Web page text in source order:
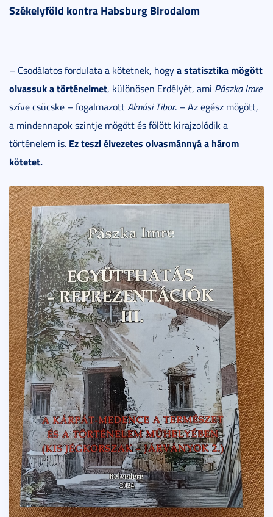
Székelyföld kontra Habsburg Birodalom
– Csodálatos fordulata a kötetnek, hogya statisztika mögött
olvassuk a történelmet, különösen Erdélyét, ami Pászka Imre
szíve csücske – fogalmazottAlmási Tibor. – Az egész mögött,
a mindennapok szintje mögött és fölött kirajzolódik a
történelem is. Ez teszi élvezetes olvasmánnyá a három
kötetet.